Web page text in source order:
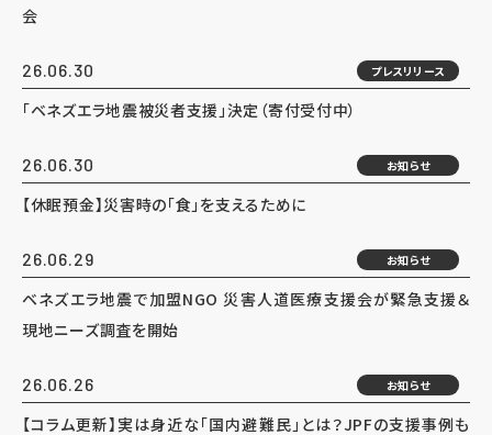
会
26.06.30 プレスリリース
「ベネズエラ地震被災者支援」決定（寄付受付中）
26.06.30 お知らせ
【休眠預金】災害時の「食」を支えるために
26.06.29 お知らせ
ベネズエラ地震で加盟NGO 災害人道医療支援会が緊急支援＆
現地ニーズ調査を開始
26.06.26 お知らせ
【コラム更新】実は身近な「国内避難民」とは？JPFの支援事例も